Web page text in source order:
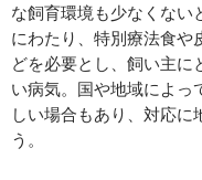
な飼育環境も少なくない
にわたり、特別療法食や
どを必要とし、飼い主に
い病気。国や地域によっ
しい場合もあり、対応
う。